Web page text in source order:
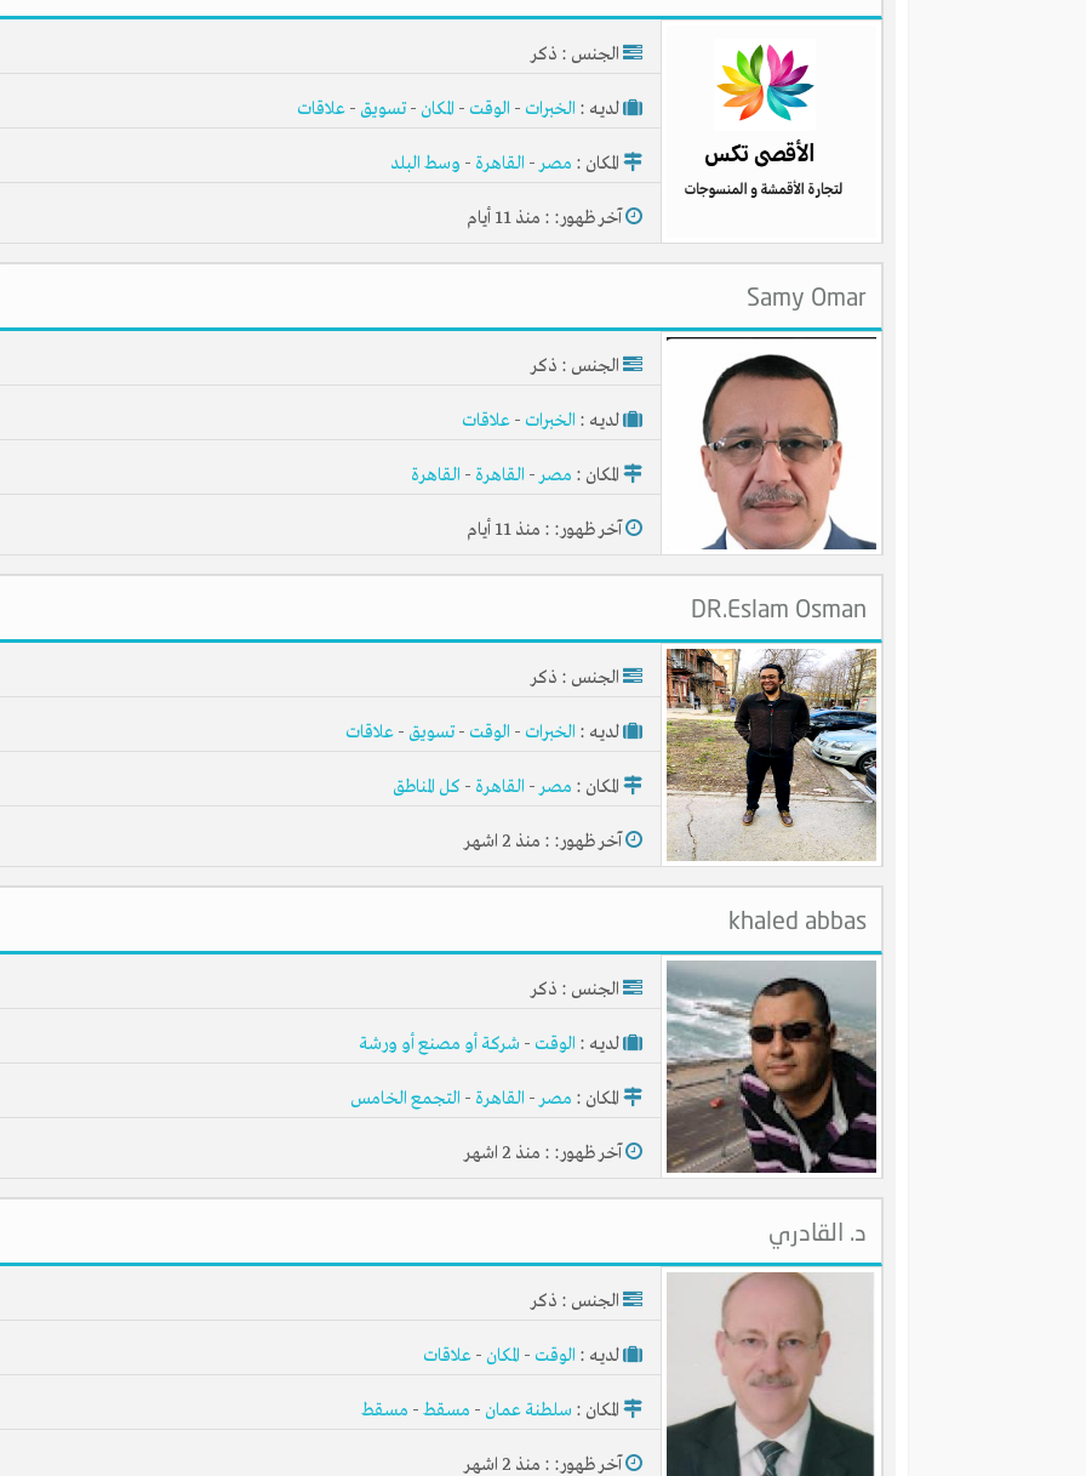
شبكة انتج الاقتصادية المجانية
تنفيذ وتطوير المشروعات بالمشاركة
آلاف المشروعات الناشئة والقائمة
آلاف المستثمرين والخبراء والمسوقين
آلاف الأفكار الجيدة للاستثمار
سوّق منتجات الغير واحصل على
الجنس : ذكر
لديـه : الخبرات - الوقت - المكان -تسويق - علاقات
المكان : مصر- القاهرة - وسط البلد
آخر ظهور: : منذ 11 أيام
Samy Omar
الجنس : ذكر
لديـه : الخبرات - علاقات
المكان : مصر- القاهرة - القاهرة
آخر ظهور: : منذ 11 أيام
DR.Eslam Osman
الجنس : ذكر
لديـه : الخبرات - الوقت -تسويق - علاقات
المكان : مصر- القاهرة - كل المناطق
آخر ظهور: : منذ 2 اشهر
khaled abbas
الجنس : ذكر
لديـه : الوقت - شركة أو مصنع أو ورشة
المكان : مصر- القاهرة - التجمع الخامس
آخر ظهور: : منذ 2 اشهر
د. القادري
الجنس : ذكر
لديـه : الوقت - المكان - علاقات
المكان : سلطنة عمان - مسقط- مسقط
آخر ظهور: : منذ 2 اشهر